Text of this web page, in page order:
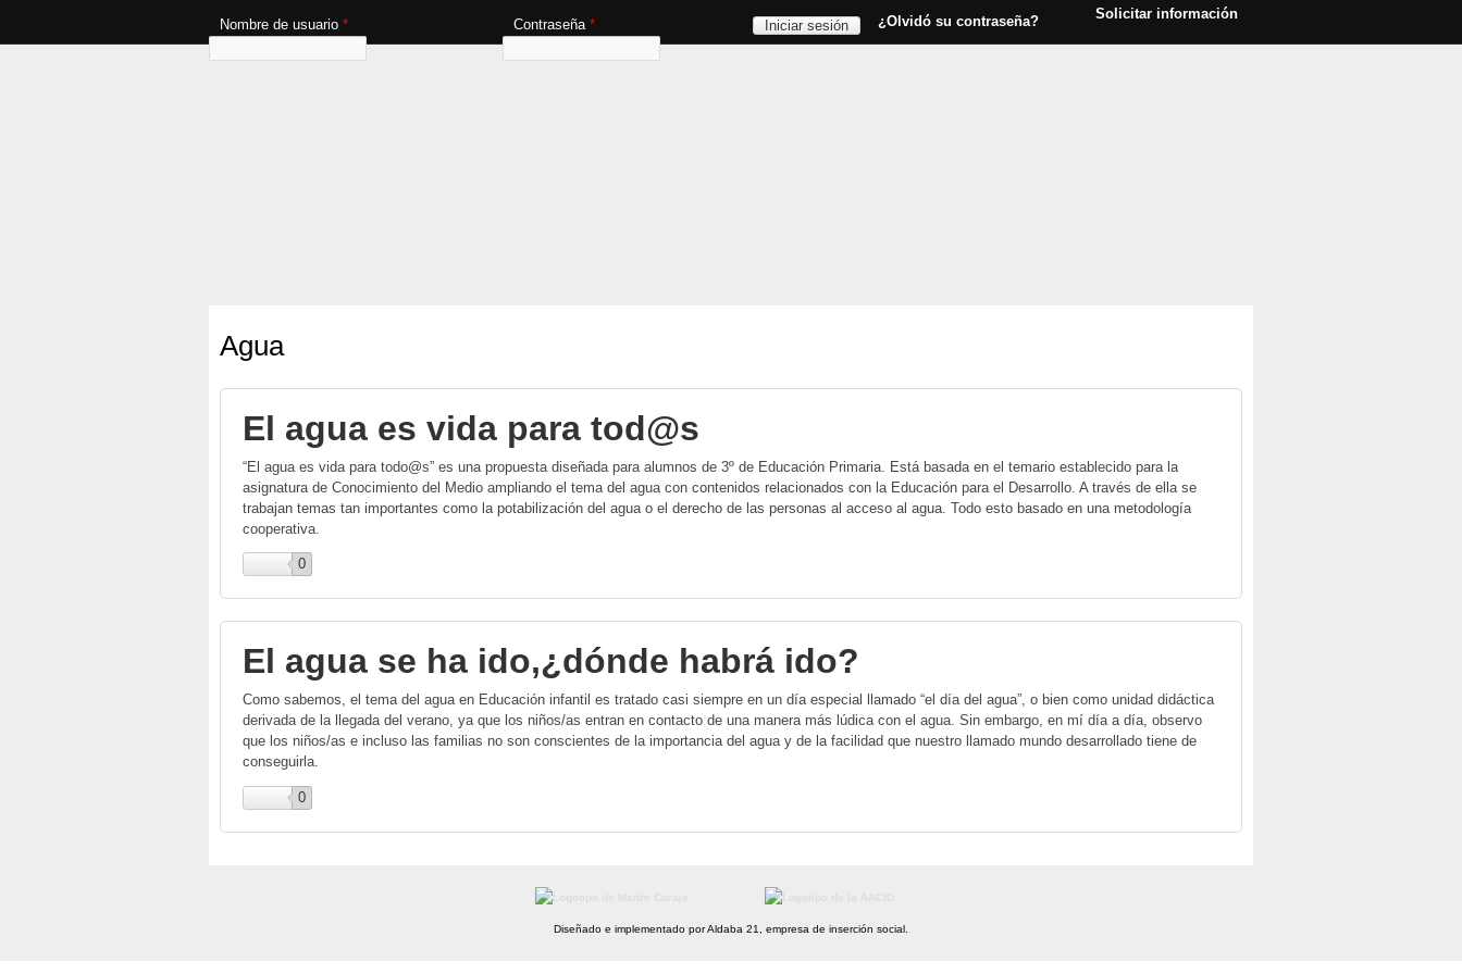
Solicitar información
Nombre de usuario * Contraseña * ¿Olvidó su contraseña?
Agua
El agua es vida para tod@s
“El agua es vida para todo@s” es una propuesta diseñada para alumnos de 3º de Educación Primaria. Está basada en el temario establecido para la
asignatura de Conocimiento del Medio ampliando el tema del agua con contenidos relacionados con la Educación para el Desarrollo. A través de ella se
trabajan temas tan importantes como la potabilización del agua o el derecho de las personas al acceso al agua. Todo esto basado en una metodología
cooperativa.
0
El agua se ha ido,¿dónde habrá ido?
Como sabemos, el tema del agua en Educación infantil es tratado casi siempre en un día especial llamado “el día del agua”, o bien como unidad didáctica
derivada de la llegada del verano, ya que los niños/as entran en contacto de una manera más lúdica con el agua. Sin embargo, en mí día a día, observo
que los niños/as e incluso las familias no son conscientes de la importancia del agua y de la facilidad que nuestro llamado mundo desarrollado tiene de
conseguirla.
0
Diseñado e implementado por Aldaba 21, empresa de inserción social.